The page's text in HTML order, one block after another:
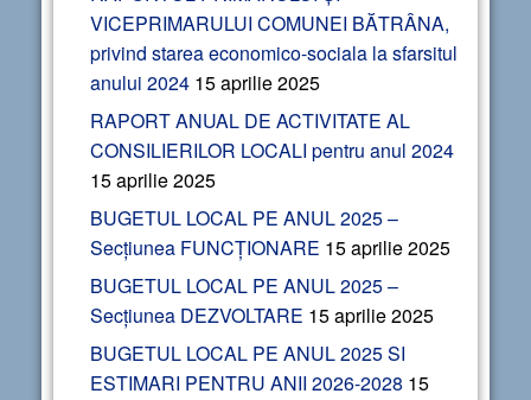
VICEPRIMARULUI COMUNEI BĂTRÂNA,
privind starea economico-sociala la sfarsitul
anului 2024 15 aprilie 2025
RAPORT ANUAL DE ACTIVITATE AL
CONSILIERILOR LOCALI pentru anul 2024
15 aprilie 2025
BUGETUL LOCAL PE ANUL 2025 –
Secțiunea FUNCȚIONARE 15 aprilie 2025
BUGETUL LOCAL PE ANUL 2025 –
Secțiunea DEZVOLTARE 15 aprilie 2025
BUGETUL LOCAL PE ANUL 2025 SI
ESTIMARI PENTRU ANII 2026-2028 15